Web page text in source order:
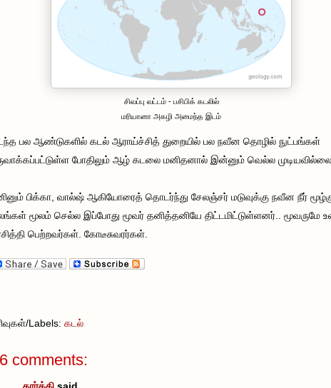
சிவப்பு வட்டம் - பசிபிக் கடலில்
மரியானா அகழி அமைந்த இடம்
பல ஆண்டுகளில் கடல் ஆராய்ச்சித் துறையில் பல நவீன தொழில் நுட்பங்கள்
போதிலும் ஆழ் கடலை மனிதனால் இன்னும் வெல்ல
பிக்கா, வால்ஷ் ஆகியோரைத் தொடர்ந்து சேலஞ்சர் மடுவுக்கு நவீன நீர்
மூலம் செல்ல இப்போது மூவர் தனித்தனியே திட்டமிட்டுள்ளனர்.. மூவருமே
பெற்றவர்கள். கோடீசுவரர்கள்.
Labels: கடல்
comments:
கார்த்தி said...